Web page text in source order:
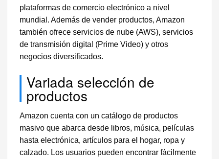
plataformas de comercio electrónico a nivel
mundial. Además de vender productos, Amazon
también ofrece servicios de nube (AWS), servicios
de transmisión digital (Prime Video) y otros
negocios diversificados.
Variada selección de
productos
Amazon cuenta con un catálogo de productos
masivo que abarca desde libros, música, películas
hasta electrónica, artículos para el hogar, ropa y
calzado. Los usuarios pueden encontrar fácilmente